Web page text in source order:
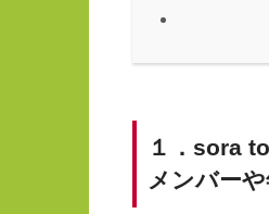
１．sora
メンバー